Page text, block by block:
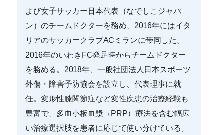
よび女子サッカー日本代表（なでしこジャパ
ン）のチームドクターを務め、2016年にはイタ
リアのサッカークラブACミランに帯同した。
2016年のいわきFC発足時からチームドクター
を務める。2018年、一般社団法人日本スポーツ
外傷・障害予防協会を設立し、代表理事に就
任。変形性膝関節症など変性疾患の治療経験も
豊富で、多血小板血漿（PRP）療法を含む幅広
い治療選択肢を患者に応じて使い分けている。